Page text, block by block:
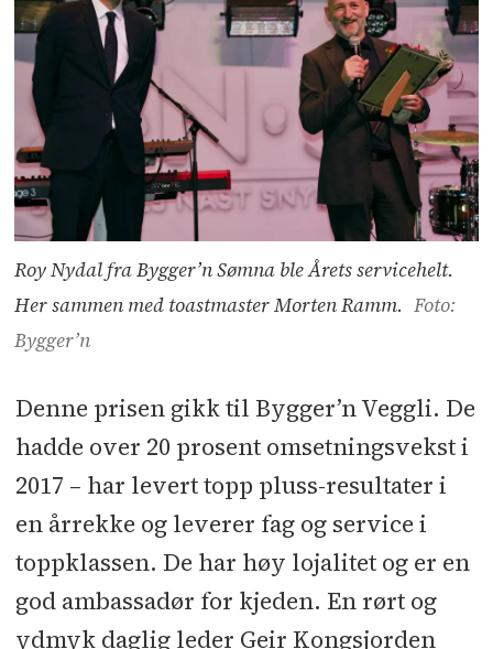
Roy Nydal fra Bygger’n Sømna ble Årets servicehelt.
Her sammen med toastmaster Morten Ramm. Foto:
Bygger’n
Denne prisen gikk til Bygger’n Veggli. De
hadde over 20 prosent omsetningsvekst i
2017 – har levert topp pluss-resultater i
en årrekke og leverer fag og service i
toppklassen. De har høy lojalitet og er en
god ambassadør for kjeden. En rørt og
ydmyk daglig leder Geir Kongsjorden